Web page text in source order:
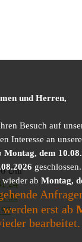
Uhr
24
30
und Herren,
Besuch auf
Interesse an
Montag, dem
geschlossen.
wieder abMontag,
werden erst ab
bearbeitet.